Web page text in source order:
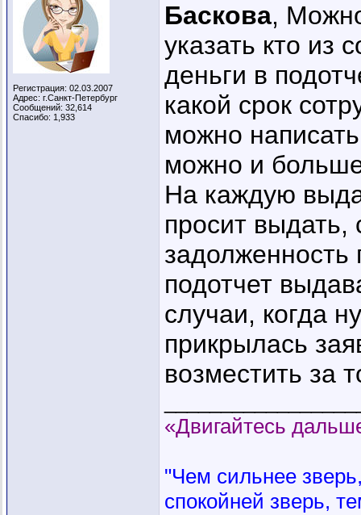
Регистрация: 02.03.2007
Адрес: г.Санкт-Петербург
Сообщений: 32,614
Спасибо: 1,933
Баскова,
указать кто из
деньги в
какой срок
можно
можно и
На каждую
просит выдать,
подотчет
случаи, когда
прикрылась
возместить за
«Двигайтесь
"Чем сильнее
спокойней зверь,